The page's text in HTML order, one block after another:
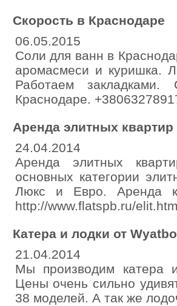
Скорость в Краснодаре
06.05.2015
Соли для ванн в
аромасмеси и куришка.
Работаем
Краснодаре.
Аренда элитных квартир
24.04.2014
Аренда элитных
основных категории
Люкс и Евро. Аренда
http://www.flatspb.ru/
Катера и лодки от
21.04.2014
Мы производим катера
Цены очень сильно
38 моделей. А так же